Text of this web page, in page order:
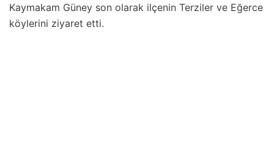
Kaymakam Güney son olarak ilçenin Terziler ve Eğerce
köylerini ziyaret etti.